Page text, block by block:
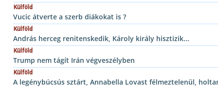
Külföld
Vucic átverte a szerb diákokat is ?
Külföld
András herceg renitenskedik, Károly király hisztizik...
Külföld
Trump nem tágít Irán végveszélyben
Külföld
A legénybúcsús sztárt, Annabella Lovast félmeztelenül,